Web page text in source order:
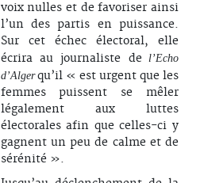
voix nulles et de favoriser ainsi
l’un des partis en puissance.
Sur cet échec électoral, elle
écrira au journaliste de l’Echo
d’Algerqu’il « est urgent que les
femmes puissent se mêler
légalement aux luttes
électorales afin que celles-ci y
gagnent un peu de calme et de
sérénité ».